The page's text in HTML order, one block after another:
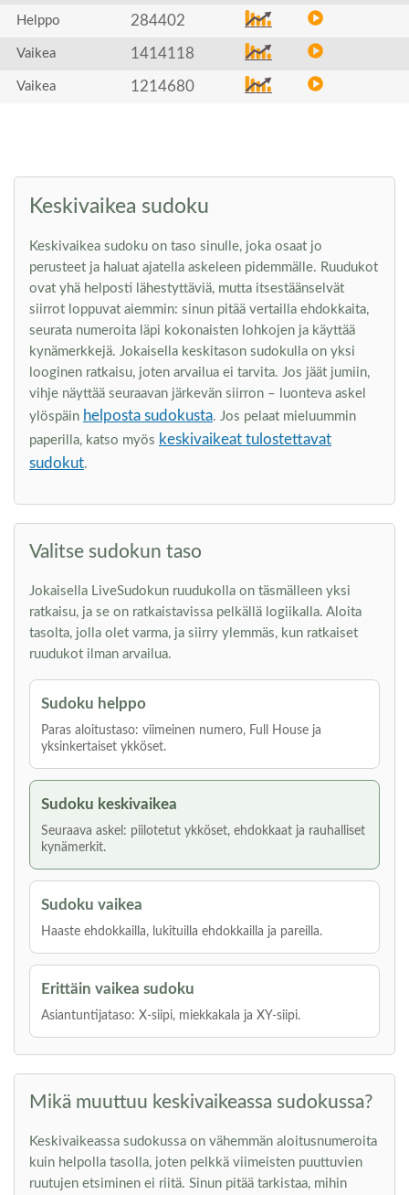
Helppo 284402
Vaikea 1414118
Vaikea 1214680
Keskivaikea sudoku
Keskivaikea sudoku on taso sinulle, joka osaat jo
perusteet ja haluat ajatella askeleen pidemmälle. Ruudukot
ovat yhä helposti lähestyttäviä, mutta itsestäänselvät
siirrot loppuvat aiemmin: sinun pitää vertailla ehdokkaita,
seurata numeroita läpi kokonaisten lohkojen ja käyttää
kynämerkkejä. Jokaisella keskitason sudokulla on yksi
looginen ratkaisu, joten arvailua ei tarvita. Jos jäät jumiin,
vihje näyttää seuraavan järkevän siirron – luonteva askel
ylöspäin helposta sudokusta. Jos pelaat mieluummin
paperilla, katso myös keskivaikeat tulostettavat
sudokut.
Valitse sudokun taso
Jokaisella LiveSudokun ruudukolla on täsmälleen yksi
ratkaisu, ja se on ratkaistavissa pelkällä logiikalla. Aloita
tasolta, jolla olet varma, ja siirry ylemmäs, kun ratkaiset
ruudukot ilman arvailua.
Sudoku helppo
Paras aloitustaso: viimeinen numero, Full House ja
yksinkertaiset ykköset.
Sudoku keskivaikea
Seuraava askel: piilotetut ykköset, ehdokkaat ja rauhalliset
kynämerkit.
Sudoku vaikea
Haaste ehdokkailla, lukituilla ehdokkailla ja pareilla.
Erittäin vaikea sudoku
Asiantuntijataso: X-siipi, miekkakala ja XY-siipi.
Mikä muuttuu keskivaikeassa sudokussa?
Keskivaikeassa sudokussa on vähemmän aloitusnumeroita
kuin helpolla tasolla, joten pelkkä viimeisten puuttuvien
ruutujen etsiminen ei riitä. Sinun pitää tarkistaa, mihin